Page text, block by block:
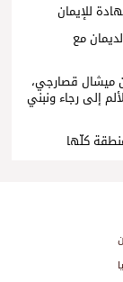
للإيمان
مع
ميشال قصارجي،
إلى رجاء ونبني
كلّها